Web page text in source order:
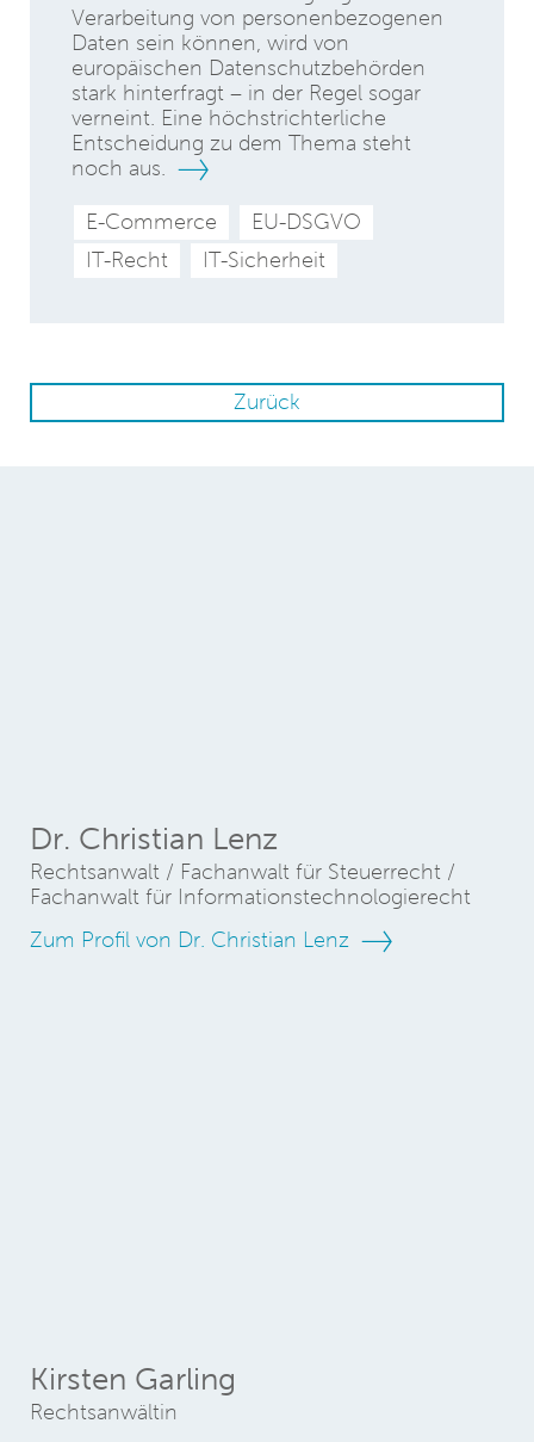
Verarbeitung von personenbezogenen
Daten sein können, wird von
europäischen Datenschutzbehörden
stark hinterfragt – in der Regel sogar
verneint. Eine höchstrichterliche
Entscheidung zu dem Thema steht
noch aus.
E-Commerce
EU-DSGVO
IT-Recht
IT-Sicherheit
Zurück
Dr. Christian Lenz
Rechtsanwalt / Fachanwalt für Steuerrecht /
Fachanwalt für Informationstechnologierecht
Zum Profil von Dr. Christian Lenz
Kirsten Garling
Rechtsanwältin